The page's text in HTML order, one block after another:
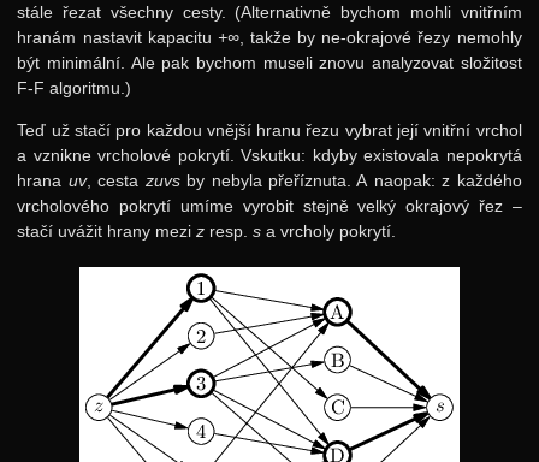
stále řezat všechny cesty. (Alternativně bychom mohli vnitřním
hranám nastavit kapacitu +∞, takže by ne-okrajové řezy nemohly
být minimální. Ale pak bychom museli znovu analyzovat složitost
F-F algoritmu.)
Teď už stačí pro každou vnější hranu řezu vybrat její vnitřní vrchol
a vznikne vrcholové pokrytí. Vskutku: kdyby existovala nepokrytá
hrana uv, cesta zuvsby nebyla přeříznuta. A naopak: z každého
vrcholového pokrytí umíme vyrobit stejně velký okrajový řez –
stačí uvážit hrany meziz resp.s a vrcholy pokrytí.